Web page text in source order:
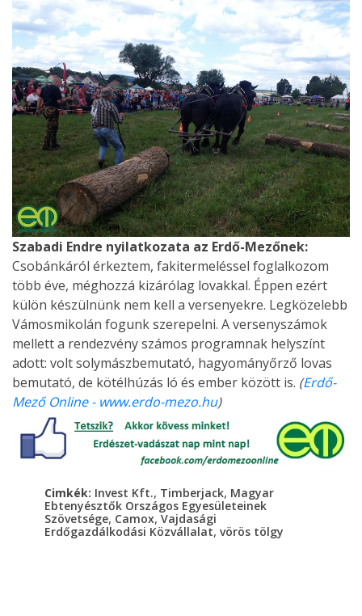
Szabadi Endre nyilatkozata az Erdő-Mezőnek:
Csobánkáról érkeztem, fakitermeléssel foglalkozom
több éve, méghozzá kizárólag lovakkal. Éppen ezért
külön készülnünk nem kell a versenyekre. Legközelebb
Vámosmikolán fogunk szerepelni. A versenyszámok
mellett a rendezvény számos programnak helyszínt
adott: volt solymászbemutató, hagyományőrző lovas
bemutató, de kötélhúzás ló és ember között is. (Erdő-
Mező Online - www.erdo-mezo.hu)
Cimkék: Invest Kft., Timberjack, Magyar
Ebtenyésztők Országos Egyesületeinek
Szövetsége, Camox,Vajdasági
Erdőgazdálkodási Közvállalat, vörös tölgy